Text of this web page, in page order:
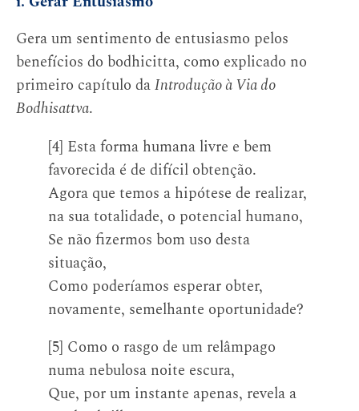
Gera um sentimento de entusiasmo pelos
benefícios do bodhicitta, como explicado no
primeiro capítulo daIntrodução à Via do
Bodhisattva.
[4] Esta forma humana livre e bem
favorecida é de difícil obtenção.
Agora que temos a hipótese de realizar,
na sua totalidade, o potencial humano,
Se não fizermos bom uso desta
situação,
Como poderíamos esperar obter,
novamente, semelhante oportunidade?
[5] Como o rasgo de um relâmpago
numa nebulosa noite escura,
Que, por um instante apenas, revela a